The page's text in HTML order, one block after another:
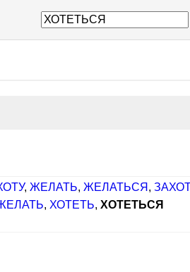
, ЖЕЛАТЬ, ЖЕЛАТЬСЯ ,
, ХОТЕТЬ,ХОТЕТЬСЯ